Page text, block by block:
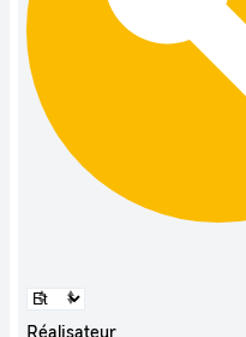
Réalisateur